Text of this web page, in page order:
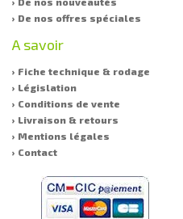
› De nos offres spéciales
A savoir
› Fiche technique & rodage
› Législation
› Conditions de vente
› Livraison & retours
› Mentions légales
› Contact